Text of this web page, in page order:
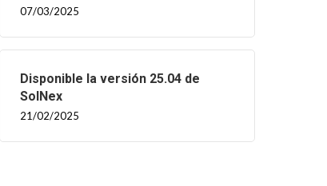
07/03/2025
Disponible la versión 25.04 de
SolNex
21/02/2025